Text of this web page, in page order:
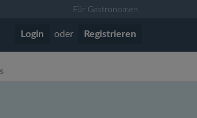
Für Gastronomen
Login oder Registrieren